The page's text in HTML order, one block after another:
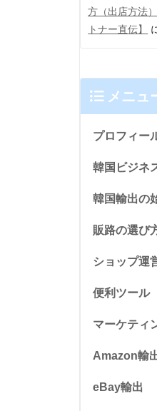
方（出店方法
トナー直伝】
メニュ
プロフィー
韓国ビジネ
韓国輸出の
販路の選び
ショップ運
便利ツール
マーケティ
Amazon輸
eBay輸出